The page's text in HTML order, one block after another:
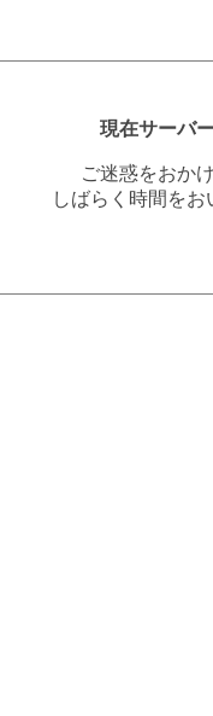
現在サーバ
ご迷惑をおか
しばらく時間を